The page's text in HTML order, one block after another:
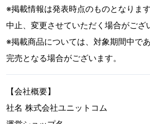
※掲載情報は発表時点のものとなりま
中止、変更させていただく場合がござ
※掲載商品については、対象期間中で
完売となる場合がございます。
【会社概要】
社名 株式会社ユニットコム